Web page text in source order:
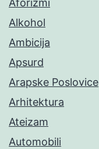
Aforizmi
Alkohol
Ambicija
Apsurd
Arapske Poslovice
Arhitektura
Ateizam
Automobili